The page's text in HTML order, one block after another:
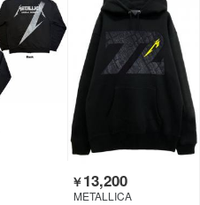
￥13,200
METALLICA